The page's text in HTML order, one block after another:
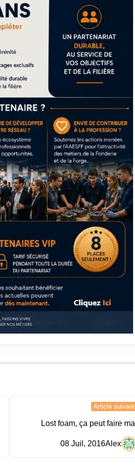
Article suivant
Lost foam, ça peut faire mal
Alex
08 Juil, 2016